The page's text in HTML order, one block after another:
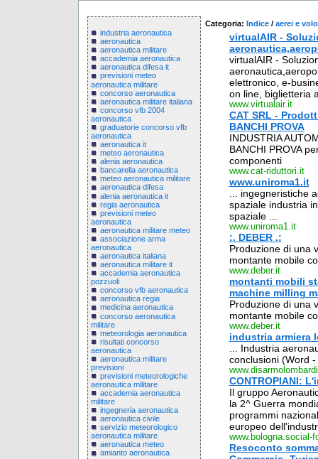
industria aeronautica
aeronautica
aeronautica militare
accademia aeronautica
aeronautica difesa it
previsioni meteo
aeronautica militare
concorso aeronautica
aeronautica militare italiana
concorso vfb 2004
aeronautica
graduatorie concorso vfb
aeronautica
aeronautica it
meteo aeronautica
alenia aeronautica
bancarella aeronautica
meteo aeronautica militare
aeronautica difesa
alenia aeronautica it
regia aeronautica
previsioni meteo
aeronautica
aeronautica militare meteo
associazione arma
aeronautica
aeronautica italiana
aeronautica militare it
accademia aeronautica
pozzuoli
concorso vfb aeronautica
aeronautica regia
medicina aeronautica
concorso aeronautica
militare
meteorologia aeronautica
risultati concorso
aeronautica
aeronautica militare
previsioni
previsioni meteorologiche
aeronautica militare
accademia aeronautica
militare
ingegneria aeronautica
aeronautica civile
servizio meteorologico
aeronautica militare
aeronautica meteo
amianto aeronautica
Categoria: Indice / aerei e volo
virtualAIR -
virtualAIR -
elettronico, e-
on line, biglietteria
www.virtualair.it
CAT SRL -
BANCHI PROVA
INDUSTRIA
BANCHI PROVA
componenti
www.cat-riduttori.it
www.uniroma1.it
... ingegneristiche
spaziale industria
spaziale ...
www.uniroma1.it
:. DEBER .:
Produzione di una
montante mobile
www.deber.it
montanti mobili
machine milling
Produzione di una
montante mobile
www.deber.it
industria armiera
... Industria
conclusioni (Word
CONTROPIANI:
Il gruppo
la 2^ Guerra
programmi
europeo
www.bologna.social-
Resoconto